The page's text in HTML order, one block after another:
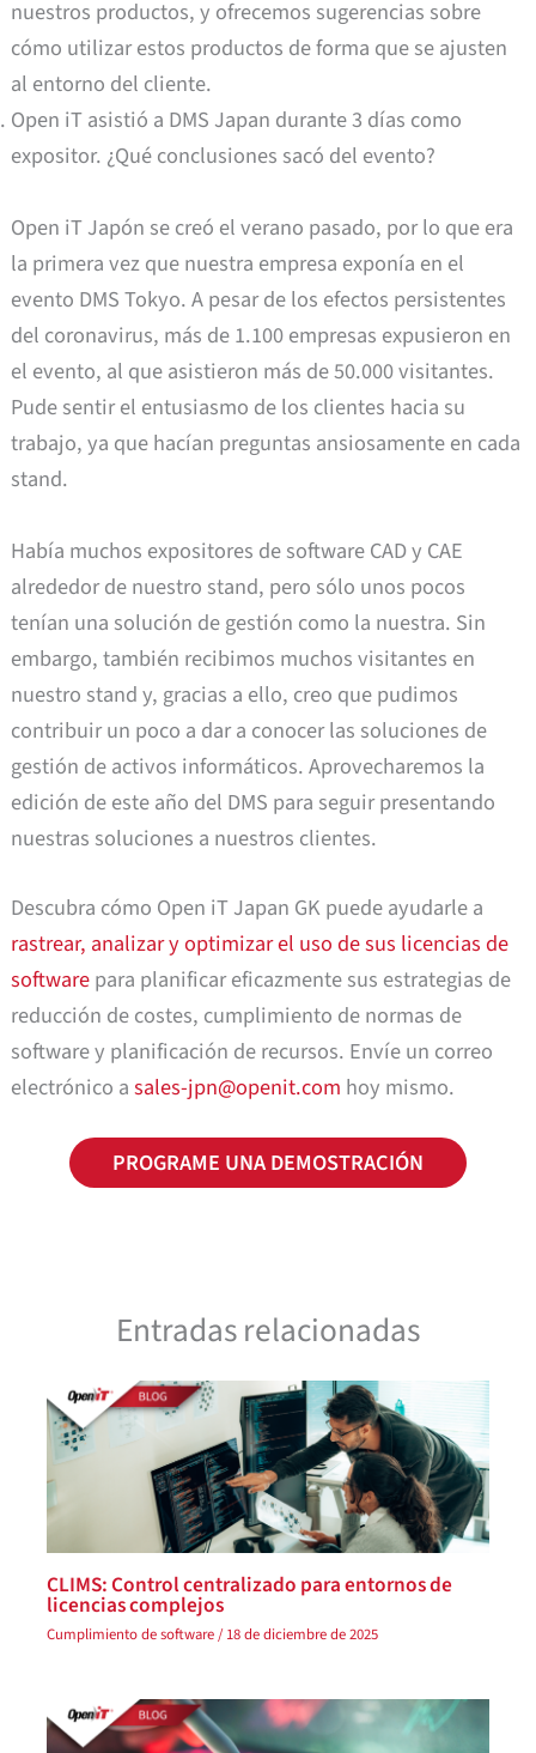
nuestros productos, y ofrecemos sugerencias sobre
cómo utilizar estos productos de forma que se ajusten
al entorno del cliente.
Open iT asistió a DMS Japan durante 3 días como
expositor. ¿Qué conclusiones sacó del evento?
Open iT Japón se creó el verano pasado, por lo que era
la primera vez que nuestra empresa exponía en el
evento DMS Tokyo. A pesar de los efectos persistentes
del coronavirus, más de 1.100 empresas expusieron en
el evento, al que asistieron más de 50.000 visitantes.
Pude sentir el entusiasmo de los clientes hacia su
trabajo, ya que hacían preguntas ansiosamente en cada
stand.
Había muchos expositores de software CAD y CAE
alrededor de nuestro stand, pero sólo unos pocos
tenían una solución de gestión como la nuestra. Sin
embargo, también recibimos muchos visitantes en
nuestro stand y, gracias a ello, creo que pudimos
contribuir un poco a dar a conocer las soluciones de
gestión de activos informáticos. Aprovecharemos la
edición de este año del DMS para seguir presentando
nuestras soluciones a nuestros clientes.
Descubra cómo Open iT Japan GK puede ayudarle a
rastrear, analizar y optimizar el uso de sus licencias de
softwarepara planificar eficazmente sus estrategias de
reducción de costes, cumplimiento de normas de
software y planificación de recursos. Envíe un correo
electrónico asales-jpn@openit.com hoy mismo.
PROGRAME UNA DEMOSTRACIÓN
Entradas relacionadas
CLIMS: Control centralizado para entornos de
licencias complejos
Cumplimiento de software/18 de diciembre de 2025